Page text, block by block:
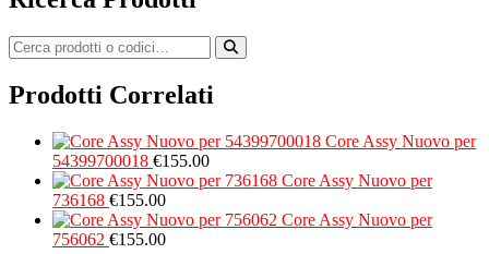
Prodotti Correlati
Core Assy Nuovo per
54399700018 €155.00
Core Assy Nuovo per
736168 €155.00
Core Assy Nuovo per
756062 €155.00